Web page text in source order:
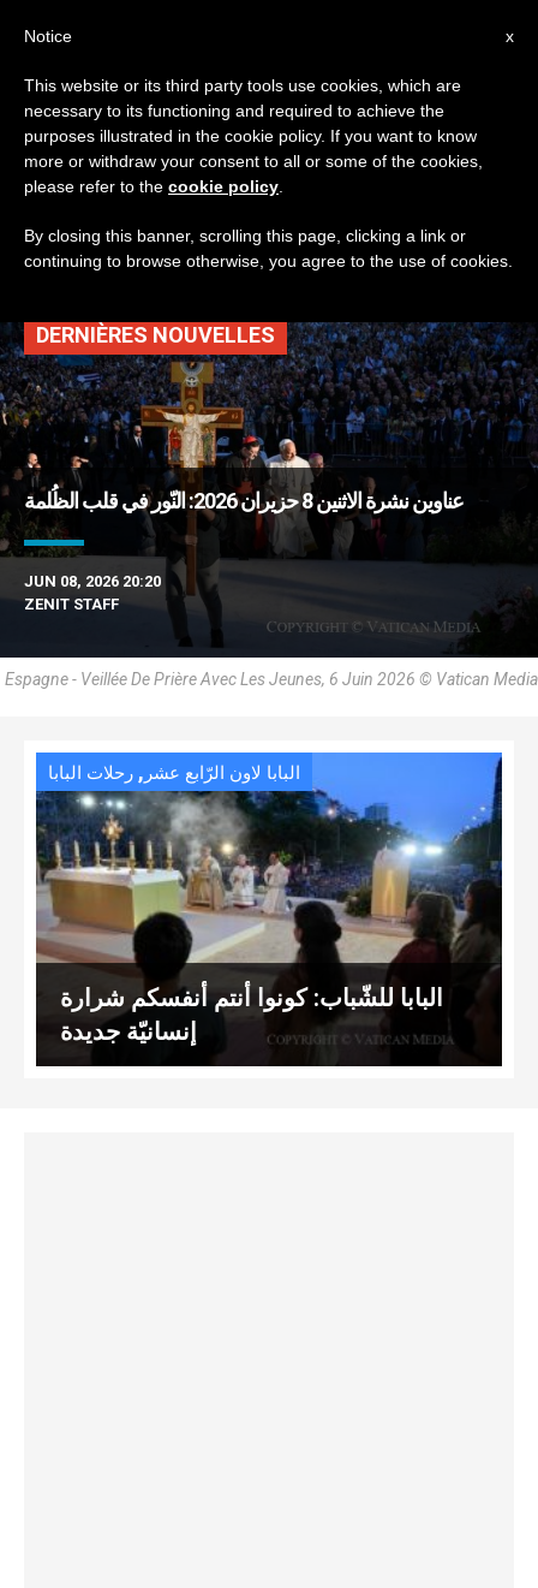
TAG
Posts Tagged ‘عشيّة
الصّلاة مع الشّبيبة’
DERNIÈRES NOUVELLES
عناوين نشرة الاثنين 8 حزيران 2026: النّور في قلب الظُلمة
JUN 08, 2026 20:20
ZENIT STAFF
Espagne - Veillée De Prière Avec Les Jeunes, 6 Juin 2026 © Vatican Media
البابا لاون الرّابع عشر , رحلات البابا
البابا للشّباب: كونوا أنتم أنفسكم شرارة
إنسانيّة جديدة
x
Notice
This website or its third party tools use cookies, which are
necessary to its functioning and required to achieve the
purposes illustrated in the cookie policy. If you want to know
more or withdraw your consent to all or some of the cookies,
please refer to the cookie policy
By closing this banner, scrolling this page, clicking a link or
continuing to browse otherwise, you agree to the use of cookies.